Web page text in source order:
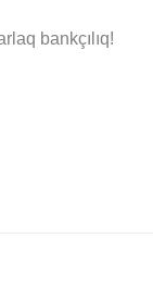
bankçılıq!